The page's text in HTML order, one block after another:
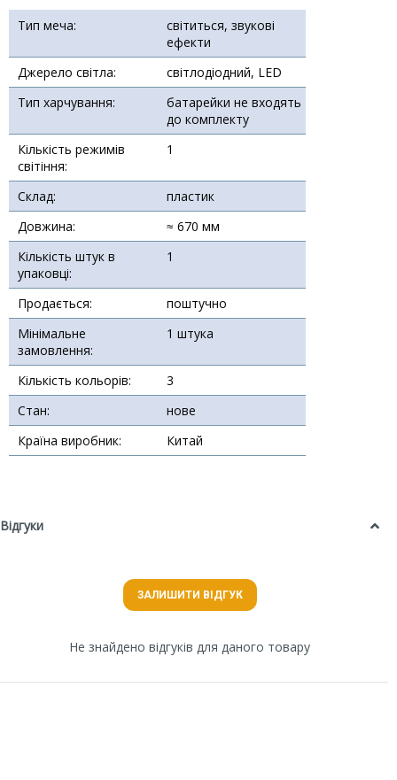
Тип меча:
світиться, звукові
ефекти
Джерело світла:
світлодіодний, LED
Тип харчування:
батарейки не входять
до комплекту
Кількість режимів
світіння:
1
Склад:
пластик
Довжина:
≈ 670 мм
Кількість штук в
упаковці:
1
Продається:
поштучно
Мінімальне
замовлення:
1 штука
Кількість кольорів:
3
Стан:
нове
Країна виробник:
Китай
Відгуки
ЗАЛИШИТИ ВІДГУК
Не знайдено відгуків для даного товару